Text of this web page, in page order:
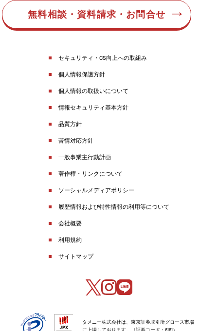
無料相談・資料請求・お問合せ
セキュリティ・CS向上への取組み
個人情報保護方針
個人情報の取扱いについて
情報セキュリティ基本方針
品質方針
苦情対応方針
一般事業主行動計画
著作権・リンクについて
ソーシャルメディアポリシー
履歴情報および特性情報の利用等について
会社概要
利用規約
サイトマップ
タメニー株式会社は、東京証券取引所グロース市場
に上場しております。（証券コード：6181）